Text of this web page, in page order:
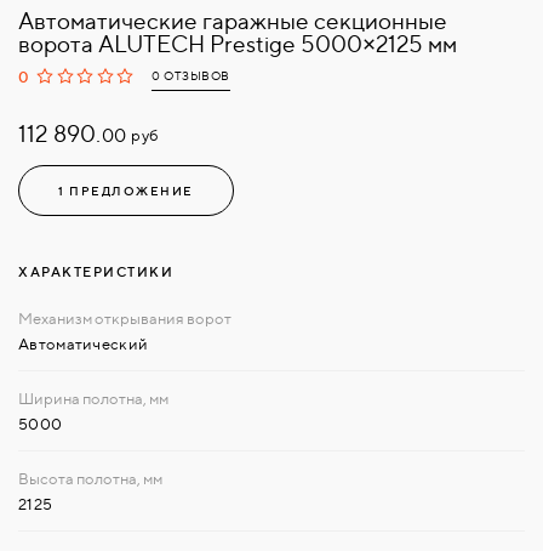
Автоматические гаражные секционные
ворота ALUTECH Prestige 5000×2125 мм
0 0 ОТЗЫВОВ
112 890.00руб
1 ПРЕДЛОЖЕНИЕ
ХАРАКТЕРИСТИКИ
Автоматический
5000
2125